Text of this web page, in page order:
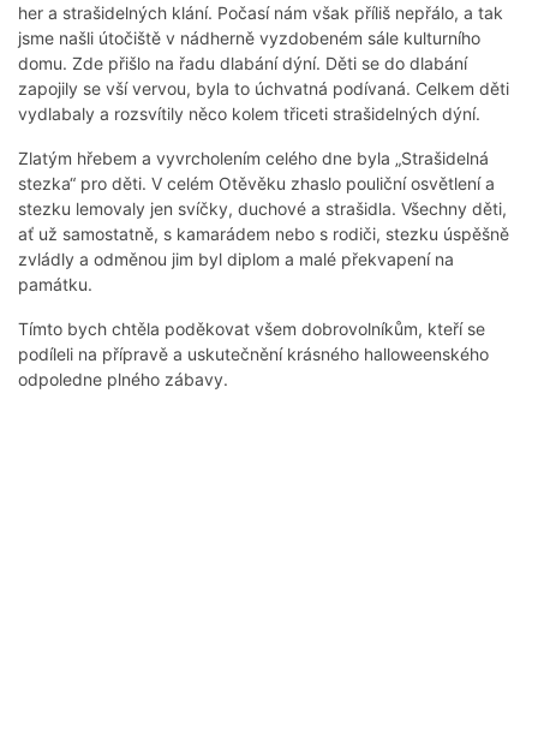
her a strašidelných klání. Počasí nám však příliš nepřálo, a tak
jsme našli útočiště v nádherně vyzdobeném sále kulturního
domu. Zde přišlo na řadu dlabání dýní. Děti se do dlabání
zapojily se vší vervou, byla to úchvatná podívaná. Celkem děti
vydlabaly a rozsvítily něco kolem třiceti strašidelných dýní.
Zlatým hřebem a vyvrcholením celého dne byla „Strašidelná
stezka“ pro děti. V celém Otěvěku zhaslo pouliční osvětlení a
stezku lemovaly jen svíčky, duchové a strašidla. Všechny děti,
ať už samostatně, s kamarádem nebo s rodiči, stezku úspěšně
zvládly a odměnou jim byl diplom a malé překvapení na
památku.
Tímto bych chtěla poděkovat všem dobrovolníkům, kteří se
podíleli na přípravě a uskutečnění krásného halloweenského
odpoledne plného zábavy.